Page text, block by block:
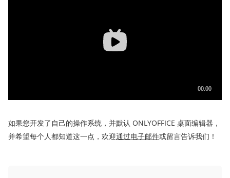
如果您开发了自己的操作系统，并默认 ONLYOFFICE 桌面编辑器，
并希望每个人都知道这一点，欢迎通过电子邮件或留言告诉我们！